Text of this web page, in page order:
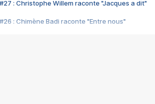
#27 : Christophe Willem raconte "Jacques a dit"
#26 : Chimène Badi raconte "Entre nous"